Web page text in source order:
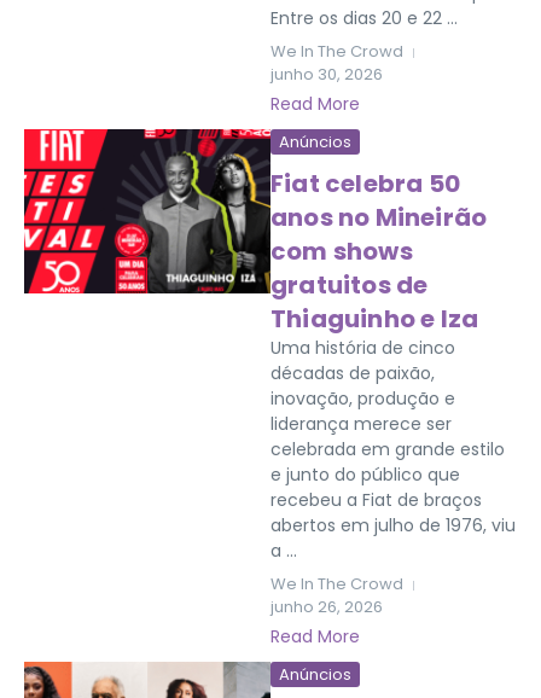
Entre os dias 20 e 22 ...
We In The Crowd
junho 30, 2026
Read More
Anúncios
Fiat celebra 50
anos no Mineirão
com shows
gratuitos de
Thiaguinho e Iza
Uma história de cinco
décadas de paixão,
inovação, produção e
liderança merece ser
celebrada em grande estilo
e junto do público que
recebeu a Fiat de braços
abertos em julho de 1976, viu
a ...
We In The Crowd
junho 26, 2026
Read More
Anúncios